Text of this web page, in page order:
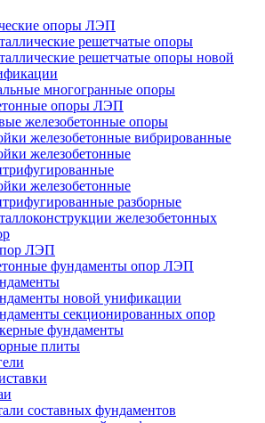
опоры ЛЭП
решетчатые опоры
решетчатые опоры новой
многогранные опоры
опоры ЛЭП
железобетонные опоры
железобетонные вибрированные
железобетонные
железобетонные
разборные
железобетонных
ЛЭП
фундаменты опор ЛЭП
новой унификации
секционированных опор
фундаменты
плиты
составных фундаментов